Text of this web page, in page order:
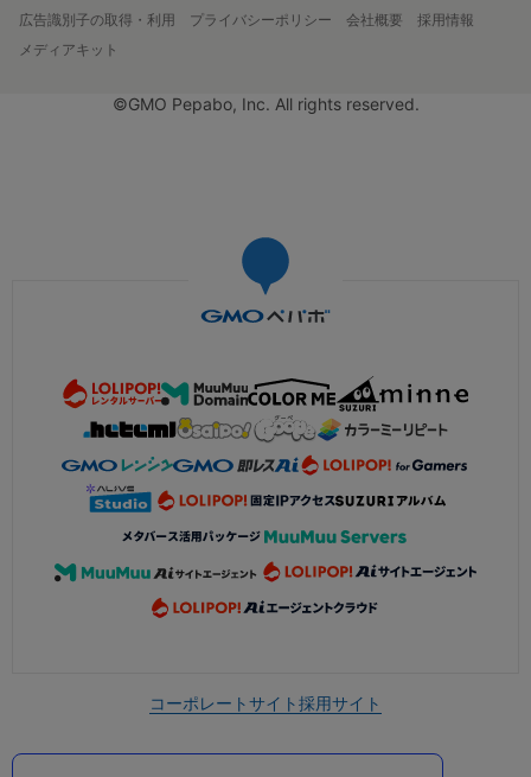
広告識別子の取得・利用
プライバシーポリシー 会社概要
採用情報
メディアキット
©GMO Pepabo, Inc. All rights reserved.
コーポレートサイト採用サイト